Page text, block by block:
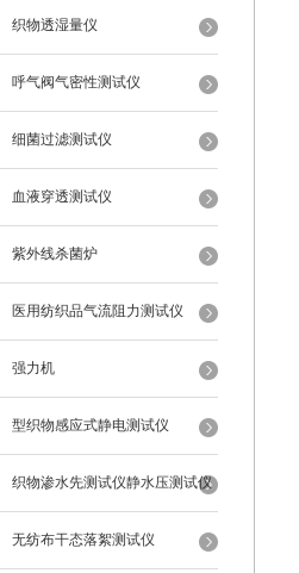
织物透湿量仪
呼气阀气密性测试仪
细菌过滤测试仪
血液穿透测试仪
紫外线杀菌炉
医用纺织品气流阻力测试仪
强力机
型织物感应式静电测试仪
织物渗水先测试仪静水压测试仪
无纺布干态落絮测试仪